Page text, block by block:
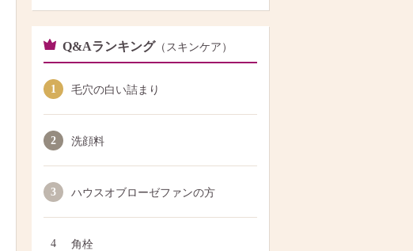
Q&Aランキング （スキンケア）
1 毛穴の白い詰まり
2 洗顔料
3 ハウスオブローゼファンの方
4 角栓